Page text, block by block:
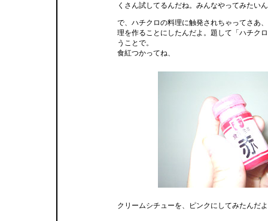
くさん試してるんだね。みんなやってみたい
で、ハチクロの料理に触発されちゃってさあ
理を作ることにしたんだよ。題して「ハチク
うことで。
食紅つかってね、
クリームシチューを、ピンクにしてみたんだ